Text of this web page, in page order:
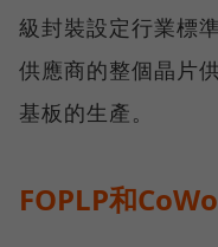
級封裝設定行業標
供應商的整個晶片
基板的生產。
FOPLP和